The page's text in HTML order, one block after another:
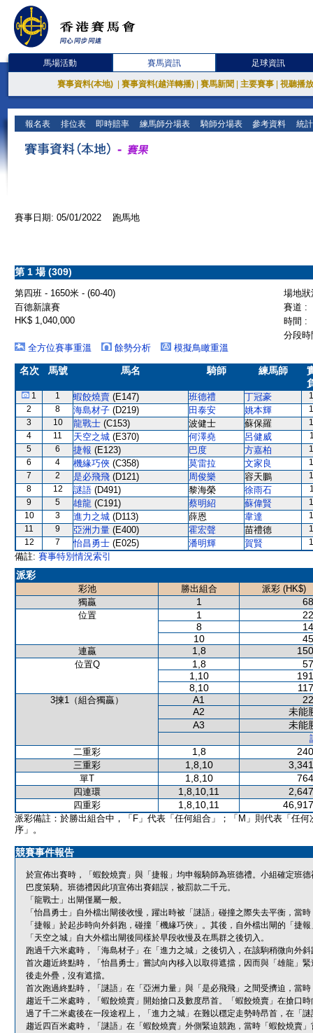
馬場活動 賽馬資訊 足球資訊
賽事資料(本地) 賽事資料(越洋轉播) 賽馬新聞 主要賽事 視聽播
報名表 排位表 即時賠率 練馬師分場表 騎師分場表 參考資料 統
賽事日期: 05/01/2022 跑馬地
第 1 場 (309)
第四班 - 1650米 - (60-40)
場地
百德新讓賽
賽道 :
HK$ 1,040,000
時間 :
分段
全方位賽事重溫
餘勢分析 模擬鳥瞰重溫
名次 馬號 馬名 騎師 練馬師
1 1 蝦餃燒賣 (E147) 班德禮 丁冠豪
2
8 海島材子 (D219) 田泰安 姚本輝
3
10 龍戰士 (C153) 波健士 蘇保羅
4
11 天空之城 (E370) 何澤堯 呂健威
5
6 捷報 (E123) 巴度 方嘉柏
6
4 機緣巧俠 (C358) 莫雷拉 文家良
7
2 是必飛飛 (D121) 周俊樂 容天鵬
8
12 謎語 (D491) 黎海榮 徐雨石
9
5 雄龍 (C191) 蔡明紹 蘇偉賢
10
3 進力之城 (D113) 薛恩 韋達
11
9 亞洲力量 (E400) 霍宏聲 苗禮德
12
7 怡昌勇士 (E025) 潘明輝 賀賢
備註: 賽事特別情況索引
派彩
彩池 勝出組合
派彩 (HK$)
獨贏
1
位置 1
8
10
連贏 1,8
位置Q 1,8
1,10
8,10
3揀1（組合獨贏） A1
A2
未能
A3
未能
二重彩
1,8
三重彩 1,8,10
單T 1,8,10
四連環 1,8,10,11
四重彩 1,8,10,11
派彩備註：於勝出組合中，「F」代表「任何組合」；「M」則代表「任何
序」。
競賽事件報告
於宣佈出賽時，「蝦餃燒賣」與「捷報」均申報騎師為班德禮。小組確定班
巴度策騎。班德禮因此項宣佈出賽錯誤，被罰款二千元。
「龍戰士」出閘僅屬一般。
「怡昌勇士」自外檔出閘後收慢，躍出時被「謎語」碰撞之際失去平衡，當
「捷報」於起步時向外斜跑，碰撞「機緣巧俠」。其後，自外檔出閘的「捷
「天空之城」自大外檔出閘後同樣於早段收慢及在馬群之後切入。
跑過千六米處時，「海島材子」在「進力之城」之後切入，在該駒稍微向外
首次趨近終點時，「怡昌勇士」嘗試向內移入以取得遮擋，因而與「雄龍」
後走外疊，沒有遮擋。
首次跑過終點時，「謎語」在「亞洲力量」與「是必飛飛」之間受擠迫，當
趨近千二米處時，「蝦餃燒賣」開始搶口及數度昂首。「蝦餃燒賣」在搶口
過了千二米處後在一段途程上，「進力之城」在難以穩定走勢時昂首，在「
趨近四百米處時，「謎語」在「蝦餃燒賣」外側緊迫競跑，當時「蝦餃燒賣